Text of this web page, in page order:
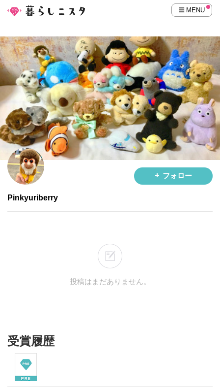
MENU
フォロー
Pinkyuriberry
投稿はまだありません。
受賞履歴